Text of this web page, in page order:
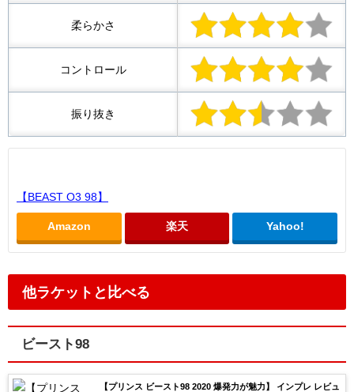
柔らかさ
コントロール
振り抜き
【BEAST O3 98】
Amazon 楽天 Yahoo!
他ラケットと比べる
ビースト98
【プリンス ビースト98 2020 爆発力が魅力】 インプレ レビュ